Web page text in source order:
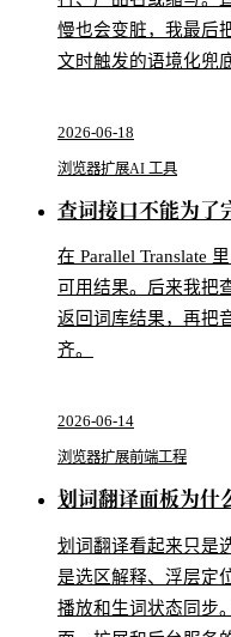
慢也会变脏，我最后
文时触发的语境化兜
2026-06-18
浏览器扩展AI 工具
查词接口不能为了
在 Parallel Translate
可用结果。后来我把
返回词库结果，再把
齐。
2026-06-14
浏览器扩展前端工程
划词翻译面板为什
划词翻译看起来只是
是选区解释、浮层定
播放和生词状态同步